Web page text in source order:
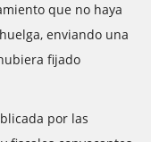
que no haya
enviando una
fijado
por las